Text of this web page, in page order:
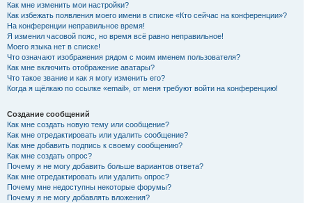
Как мне изменить мои настройки?
Как избежать появления моего имени в списке «Кто сейчас на конференции»?
На конференции неправильное время!
Я изменил часовой пояс, но время всё равно неправильное!
Моего языка нет в списке!
Что означают изображения рядом с моим именем пользователя?
Как мне включить отображение аватары?
Что такое звание и как я могу изменить его?
Когда я щёлкаю по ссылке «email», от меня требуют войти на конференцию!
Создание сообщений
Как мне создать новую тему или сообщение?
Как мне отредактировать или удалить сообщение?
Как мне добавить подпись к своему сообщению?
Как мне создать опрос?
Почему я не могу добавить больше вариантов ответа?
Как мне отредактировать или удалить опрос?
Почему мне недоступны некоторые форумы?
Почему я не могу добавлять вложения?